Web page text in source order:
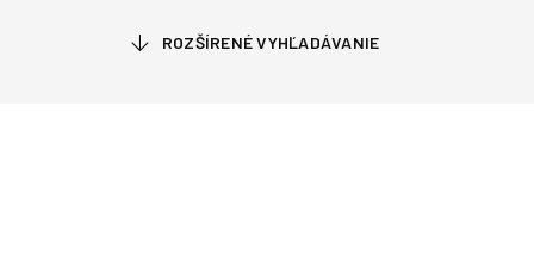
ROZŠÍRENÉ VYHĽADÁVANIE